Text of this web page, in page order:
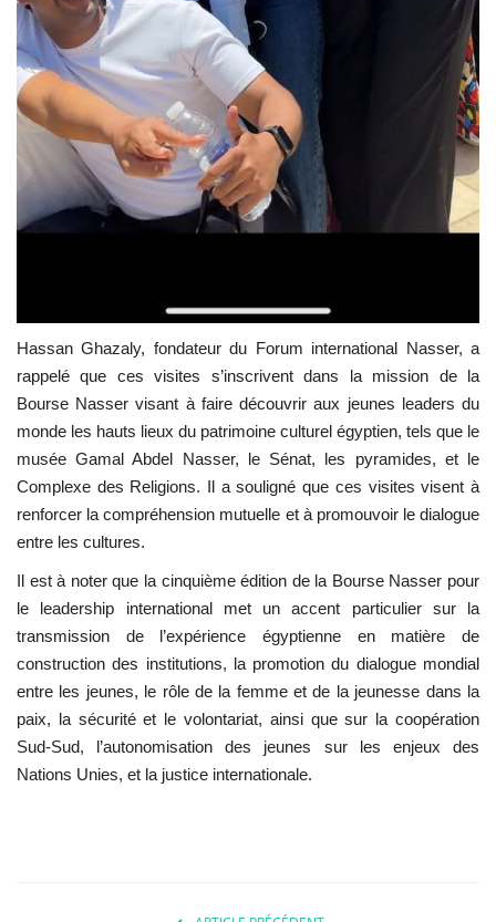
Hassan Ghazaly, fondateur du Forum international Nasser, a
rappelé que ces visites s’inscrivent dans la mission de la
Bourse Nasser visant à faire découvrir aux jeunes leaders du
monde les hauts lieux du patrimoine culturel égyptien, tels que le
musée Gamal Abdel Nasser, le Sénat, les pyramides, et le
Complexe des Religions. Il a souligné que ces visites visent à
renforcer la compréhension mutuelle et à promouvoir le dialogue
entre les cultures.
Il est à noter que la cinquième édition de la Bourse Nasser pour
le leadership international met un accent particulier sur la
transmission de l’expérience égyptienne en matière de
construction des institutions, la promotion du dialogue mondial
entre les jeunes, le rôle de la femme et de la jeunesse dans la
paix, la sécurité et le volontariat, ainsi que sur la coopération
Sud-Sud, l’autonomisation des jeunes sur les enjeux des
Nations Unies, et la justice internationale.